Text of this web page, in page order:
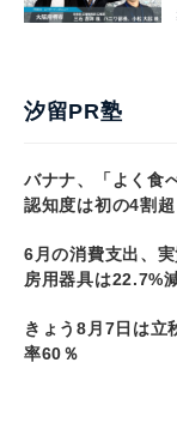
汐留PR塾
バナナ、「よく食
認知度は初の4割
6月の消費支出、
房用器具は22.7%
きょう8月7日は
率60％